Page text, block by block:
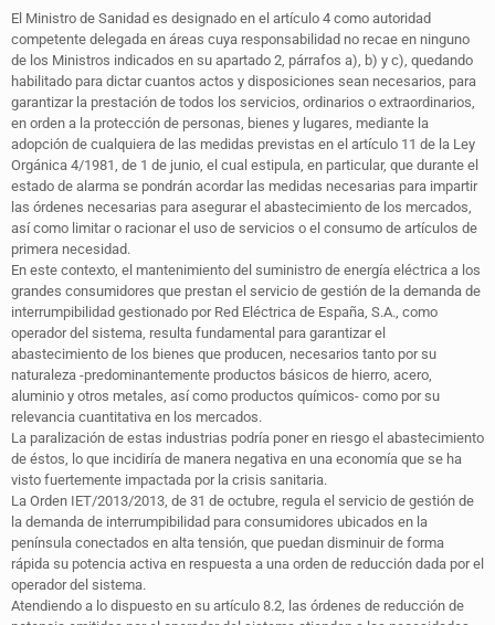
El Ministro de Sanidad es designado en el artículo 4 como autoridad
competente delegada en áreas cuya responsabilidad no recae en ninguno
de los Ministros indicados en su apartado 2, párrafos a), b) y c), quedando
habilitado para dictar cuantos actos y disposiciones sean necesarios, para
garantizar la prestación de todos los servicios, ordinarios o extraordinarios,
en orden a la protección de personas, bienes y lugares, mediante la
adopción de cualquiera de las medidas previstas en el artículo 11 de la Ley
Orgánica 4/1981, de 1 de junio, el cual estipula, en particular, que durante el
estado de alarma se pondrán acordar las medidas necesarias para impartir
las órdenes necesarias para asegurar el abastecimiento de los mercados,
así como limitar o racionar el uso de servicios o el consumo de artículos de
primera necesidad.
En este contexto, el mantenimiento del suministro de energía eléctrica a los
grandes consumidores que prestan el servicio de gestión de la demanda de
interrumpibilidad gestionado por Red Eléctrica de España, S.A., como
operador del sistema, resulta fundamental para garantizar el
abastecimiento de los bienes que producen, necesarios tanto por su
naturaleza -predominantemente productos básicos de hierro, acero,
aluminio y otros metales, así como productos químicos- como por su
relevancia cuantitativa en los mercados.
La paralización de estas industrias podría poner en riesgo el abastecimiento
de éstos, lo que incidiría de manera negativa en una economía que se ha
visto fuertemente impactada por la crisis sanitaria.
La Orden IET/2013/2013, de 31 de octubre, regula el servicio de gestión de
la demanda de interrumpibilidad para consumidores ubicados en la
península conectados en alta tensión, que puedan disminuir de forma
rápida su potencia activa en respuesta a una orden de reducción dada por el
operador del sistema.
Atendiendo a lo dispuesto en su artículo 8.2, las órdenes de reducción de